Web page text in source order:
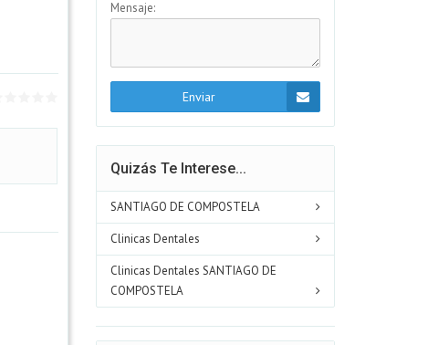
Mensaje:
Enviar
Quizás Te Interese...
SANTIAGO DE COMPOSTELA
Clinicas Dentales
Clinicas Dentales SANTIAGO DE
COMPOSTELA